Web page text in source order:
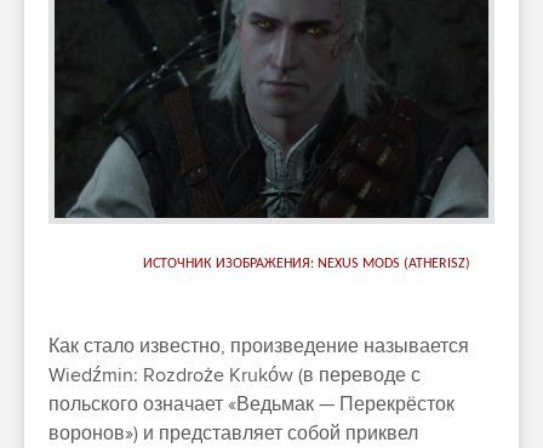
ИСТОЧНИК ИЗОБРАЖЕНИЯ: NEXUS MODS (ATHERISZ)
Как стало известно, произведение называется
Wiedźmin: Rozdroże Kruków (в переводе с
польского означает «Ведьмак — Перекрёсток
воронов») и представляет собой приквел